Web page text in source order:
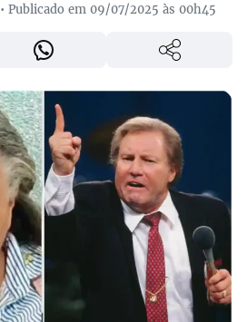
• Publicado em 09/07/2025 às 00h45